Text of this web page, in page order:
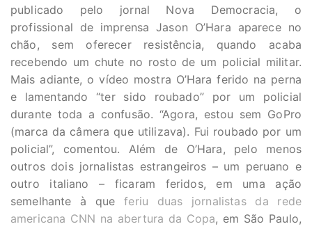
publicado pelo jornal Nova Democracia, o
profissional de imprensa Jason O’Hara aparece no
chão, sem oferecer resistência, quando acaba
recebendo um chute no rosto de um policial militar.
Mais adiante, o vídeo mostra O’Hara ferido na perna
e lamentando “ter sido roubado” por um policial
durante toda a confusão. “Agora, estou sem GoPro
(marca da câmera que utilizava). Fui roubado por um
policial”, comentou. Além de O’Hara, pelo menos
outros dois jornalistas estrangeiros – um peruano e
outro italiano – ficaram feridos, em uma ação
semelhante à queferiu duas jornalistas da rede
americana CNN na abertura da Copa, em São Paulo,